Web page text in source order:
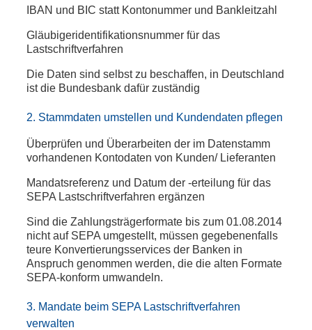
IBAN und BIC statt Kontonummer und Bankleitzahl
Gläubigeridentifikationsnummer für das
Lastschriftverfahren
Die Daten sind selbst zu beschaffen, in Deutschland
ist die Bundesbank dafür zuständig
2. Stammdaten umstellen und Kundendaten pflegen
Überprüfen und Überarbeiten der im Datenstamm
vorhandenen Kontodaten von Kunden/ Lieferanten
Mandatsreferenz und Datum der -erteilung für das
SEPA Lastschriftverfahren ergänzen
Sind die Zahlungsträgerformate bis zum 01.08.2014
nicht auf SEPA umgestellt, müssen gegebenenfalls
teure Konvertierungsservices der Banken in
Anspruch genommen werden, die die alten Formate
SEPA-konform umwandeln.
3. Mandate beim SEPA Lastschriftverfahren
verwalten